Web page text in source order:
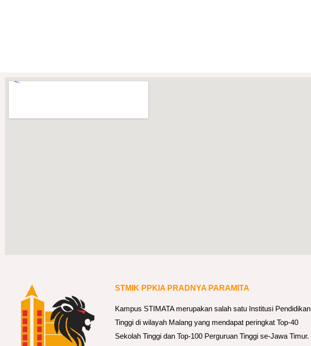
STMIK PPKIA PRADNYA PARAMITA
Kampus STIMATA merupakan salah satu Institusi Pendidikan
Tinggi di wilayah Malang yang mendapat peringkat Top-40
Sekolah Tinggi dan Top-100 Perguruan Tinggi se-Jawa Timur.